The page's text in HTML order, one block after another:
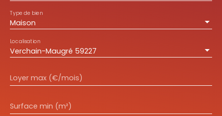
Maison
Type de bien
Verchain-Maugré 59227
Localisation
Loyer max (€/mois)
Surface min (m²)